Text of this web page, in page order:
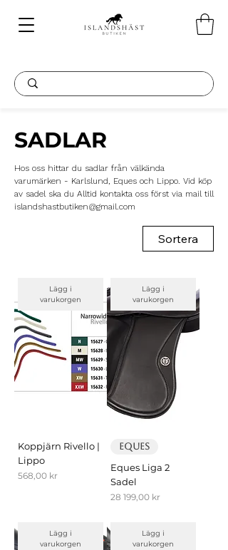
SADLAR
Hos oss hittar du sadlar från välkända
varumärken - Karlslund, Eques och Lippo. Vid köp
av sadel ska du Alltid kontakta oss först via mail till
islandshastbutiken@gmail.com
Sortera
Lägg i
varukorgen
Koppjärn Rivello |
Lippo
Pris
568,00 kr
Lägg i
varukorgen
EQUES
Eques Liga 2
Sadel
Pris
28 199,00 kr
Lägg i
varukorgen
Lägg i
varukorgen